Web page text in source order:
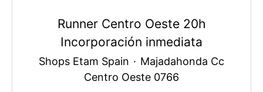
Runner Centro Oeste 20h
Incorporación inmediata
Shops Etam Spain · Majadahonda Cc
Centro Oeste 0766